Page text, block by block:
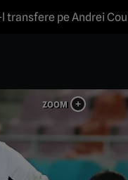
transfere pe Andrei